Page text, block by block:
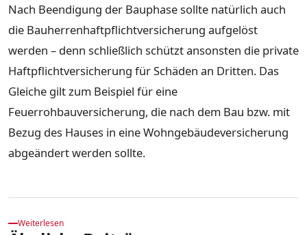
Nach Beendigung der Bauphase sollte natürlich auch
die Bauherrenhaftpflichtversicherung aufgelöst
werden – denn schließlich schützt ansonsten die private
Haftpflichtversicherung für Schäden an Dritten. Das
Gleiche gilt zum Beispiel für eine
Feuerrohbauversicherung, die nach dem Bau bzw. mit
Bezug des Hauses in eine Wohngebäudeversicherung
abgeändert werden sollte.
Weiterlesen